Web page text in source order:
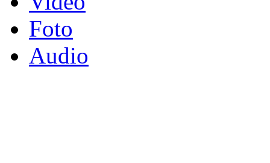
Foto
Audio